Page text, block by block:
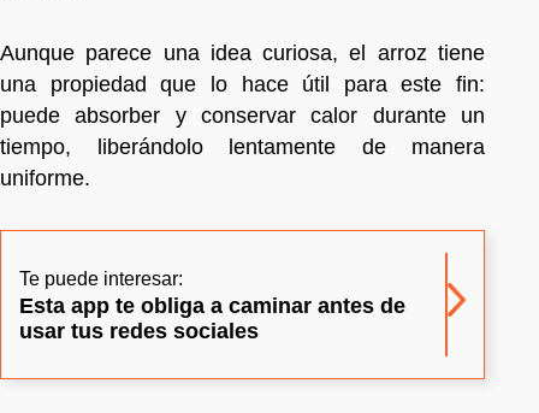
Aunque parece una idea curiosa, el arroz tiene
una propiedad que lo hace útil para este fin:
puede absorber y conservar calor durante un
tiempo, liberándolo lentamente de manera
uniforme.
Te puede interesar:
Esta app te obliga a caminar antes de
usar tus redes sociales